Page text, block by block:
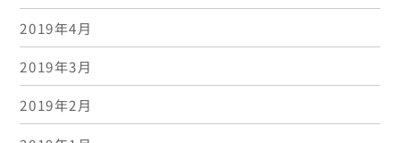
2019年4月
2019年3月
2019年2月